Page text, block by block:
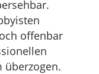
offenbar
überzogen.